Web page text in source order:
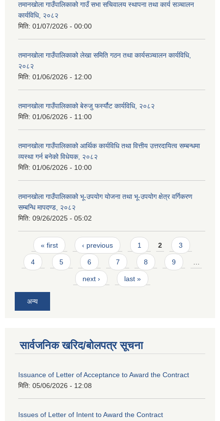
तमानखोला गाउँपालिकाको गाउँ सभा सचिवालय स्थापना तथा कार्य सञ्चालन
कार्यविधि, २०८२
मिति: 01/07/2026 - 00:00
तमानखोला गाउँपालिकाको लेखा समिति गठन तथा कार्यसञ्चालन कार्यविधि,
२०८२
मिति: 01/06/2026 - 12:00
तमानखोला गाउँपालिकाको बेरुजु फर्स्यौट कार्यविधि, २०८२
मिति: 01/06/2026 - 11:00
तमानखोला गाउँपालिकाको आर्थिक कार्यविधि तथा वित्तीय उत्तरदायित्व सम्बन्धमा
व्यस्था गर्न बनेको विधेयक, २०८२
मिति: 01/06/2026 - 10:00
तमानखोला गाउँपालिकाको भू-उपयोग योजना तथा भू-उपयोग क्षेत्र वर्गिकरण
सम्बन्धि मापदण्ड, २०८२
मिति: 09/26/2025 - 05:02
Pages
« first ‹ previous 1 2 3
4 5 6 7 8 9
next › last »
अन्य
सार्वजनिक खरिद/बोलपत्र सूचना
Issuance of Letter of Acceptance to Award the Contract
मिति: 05/06/2026 - 12:08
Issues of Letter of Intent to Award the Contract